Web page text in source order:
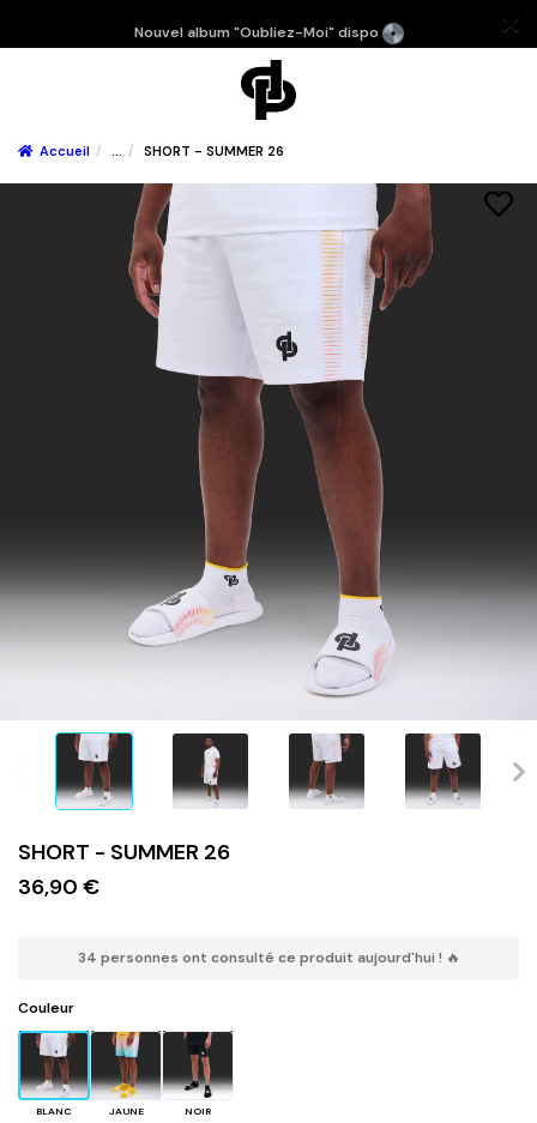
Nouvel album "Oubliez-Moi" dispo
Accueil ... SHORT - SUMMER 26
SHORT - SUMMER 26
36,90 €
34 personnes ont consulté ce produit aujourd'hui ! 🔥
Couleur
BLANC JAUNE NOIR